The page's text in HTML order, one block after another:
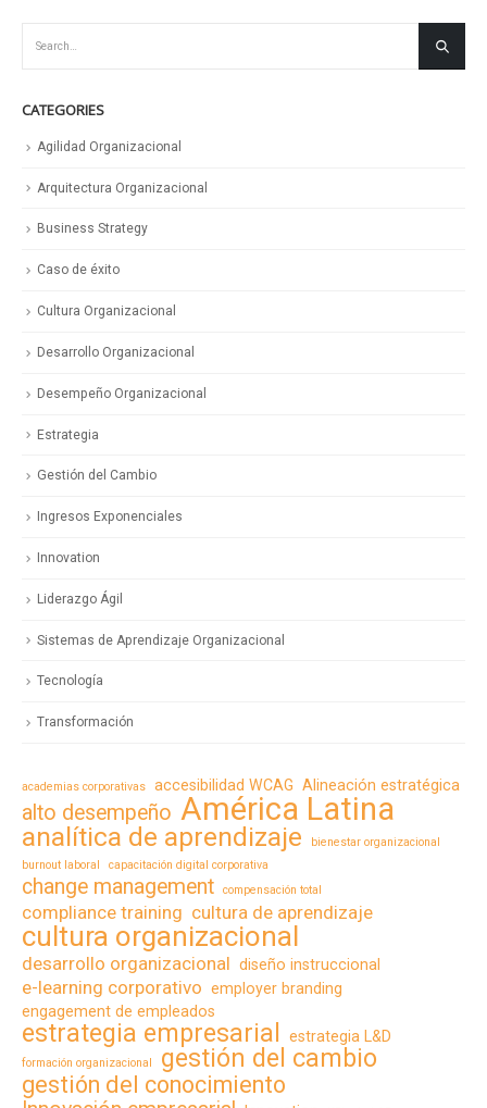
CATEGORIES
Agilidad Organizacional
Arquitectura Organizacional
Business Strategy
Caso de éxito
Cultura Organizacional
Desarrollo Organizacional
Desempeño Organizacional
Estrategia
Gestión del Cambio
Ingresos Exponenciales
Innovation
Liderazgo Ágil
Sistemas de Aprendizaje Organizacional
Tecnología
Transformación
academias corporativas accesibilidad WCAG Alineación estratégica
alto desempeño América Latina
analítica de aprendizaje
bienestar organizacional
burnout laboral
capacitación digital corporativa
change management compensación total
compliance training cultura de aprendizaje
cultura organizacional
desarrollo organizacional diseño instruccional
e-learning corporativo employer branding
engagement de empleados
estrategia empresarial estrategia L&D
formación organizacional gestión del cambio
gestión del conocimiento